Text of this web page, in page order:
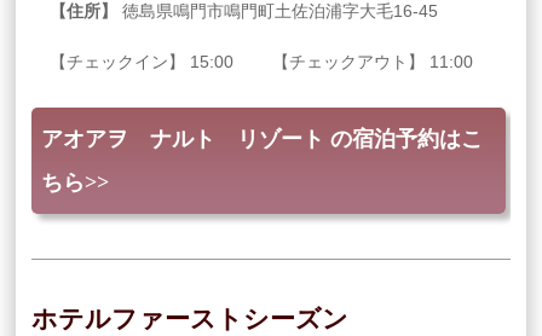
【住所】 徳島県鳴門市鳴門町土佐泊浦字大毛16-45
【チェックイン】 15:00 【チェックアウト】 11:00
アオアヲ ナルト リゾート の宿泊予約はこ
ちら>>
ホテルファーストシーズン